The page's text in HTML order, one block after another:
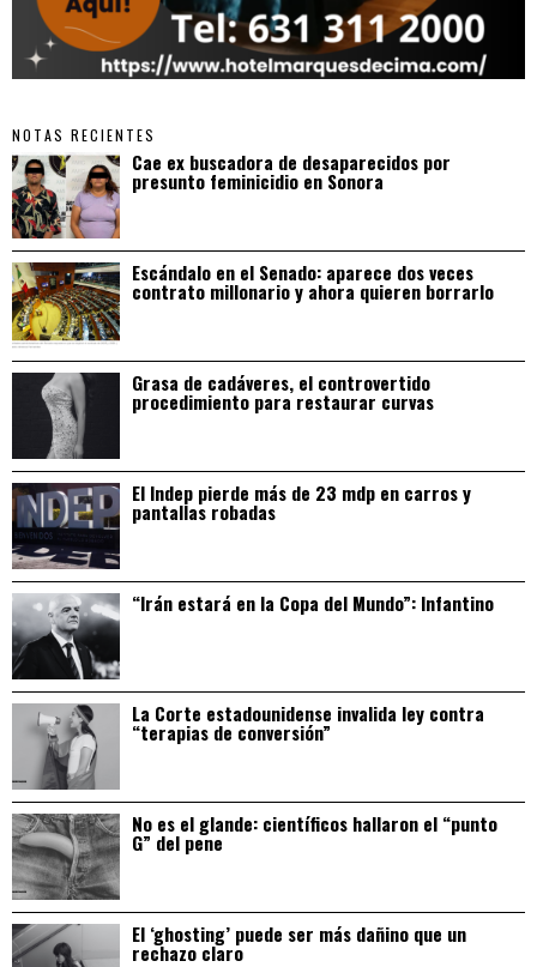
NOTAS RECIENTES
Cae ex buscadora de desaparecidos por
presunto feminicidio en Sonora
Escándalo en el Senado: aparece dos veces
contrato millonario y ahora quieren borrarlo
Grasa de cadáveres, el controvertido
procedimiento para restaurar curvas
El Indep pierde más de 23 mdp en carros y
pantallas robadas
“Irán estará en la Copa del Mundo”: Infantino
La Corte estadounidense invalida ley contra
“terapias de conversión”
No es el glande: científicos hallaron el “punto
G” del pene
El ‘ghosting’ puede ser más dañino que un
rechazo claro